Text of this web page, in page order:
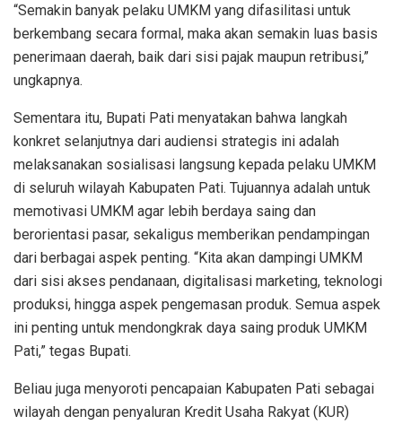
“Semakin banyak pelaku UMKM yang difasilitasi untuk
berkembang secara formal, maka akan semakin luas basis
penerimaan daerah, baik dari sisi pajak maupun retribusi,”
ungkapnya.
Sementara itu, Bupati Pati menyatakan bahwa langkah
konkret selanjutnya dari audiensi strategis ini adalah
melaksanakan sosialisasi langsung kepada pelaku UMKM
di seluruh wilayah Kabupaten Pati. Tujuannya adalah untuk
memotivasi UMKM agar lebih berdaya saing dan
berorientasi pasar, sekaligus memberikan pendampingan
dari berbagai aspek penting. “Kita akan dampingi UMKM
dari sisi akses pendanaan, digitalisasi marketing, teknologi
produksi, hingga aspek pengemasan produk. Semua aspek
ini penting untuk mendongkrak daya saing produk UMKM
Pati,” tegas Bupati.
Beliau juga menyoroti pencapaian Kabupaten Pati sebagai
wilayah dengan penyaluran Kredit Usaha Rakyat (KUR)